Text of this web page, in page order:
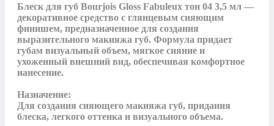
Блеск для губ Bourjois Gloss Fabuleux тон 04 3,5 мл —
декоративное средство с глянцевым сияющим
финишем, предназначенное для создания
выразительного макияжа губ. Формула придает
губам визуальный объем, мягкое сияние и
ухоженный внешний вид, обеспечивая комфортное
нанесение.
Назначение:
Для создания сияющего макияжа губ, придания
блеска, легкого оттенка и визуального объема.